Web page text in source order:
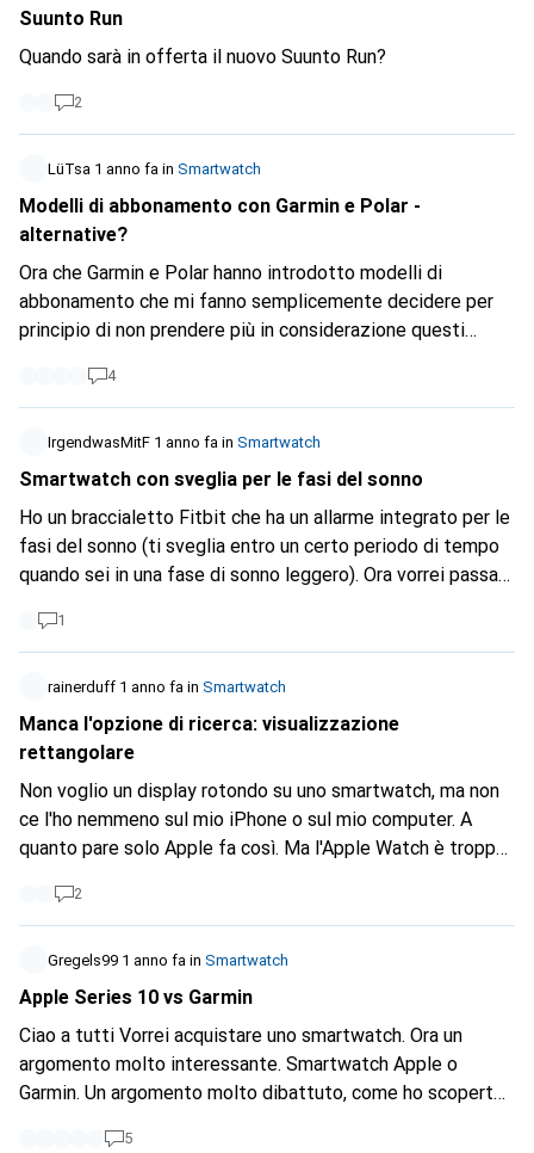
30 ore in modalità GPS a doppia frequenza. Prezzo
rivenditore. Tallone d'Achille: il sensore ottico della
frequenza cardiaca. L'accuratezza del sensore di frequenza
Suunto Run
Quando sarà in offerta il nuovo Suunto Run?
2
LüTsa 1 anno fa in Smartwatch
Modelli di abbonamento con Garmin e Polar -
alternative?
Ora che Garmin e Polar hanno introdotto modelli di
abbonamento che mi fanno semplicemente decidere per
principio di non prendere più in considerazione questi
Community su possibili alternative (esclusi Apple o
Samsung Watch).
4
IrgendwasMitF 1 anno fa in Smartwatch
Smartwatch con sveglia per le fasi del sonno
Ho un braccialetto Fitbit che ha un allarme integrato per le
fasi del sonno (ti sveglia entro un certo periodo di tempo
quando sei in una fase di sonno leggero). Ora vorrei passare
funzione del genere in nessuno smartwatch, tranne forse
tramite un'app sull'Apple Watch (ma questo è fuori
questione, dato che non ci sono altri dispositivi Apple).
Qualcuno sa indicarmi uno smartwatch che abbia una vera e
propria sveglia per le fasi del sonno? Secondo le mie
Grazie in anticipo per qualsiasi articolo costruttivo.
1
rainerduff 1 anno fa in Smartwatch
Manca l'opzione di ricerca: visualizzazione
rettangolare
Non voglio un display rotondo su uno smartwatch, ma non
ce l'ho nemmeno sul mio iPhone o sul mio computer. A
quanto pare solo Apple fa così. Ma l'Apple Watch è troppo
funzioni e solo l'Ultra ha diversi giorni di durata della
batteria - e questo è decisamente troppo costoso per il
fatto che uso ancora meno funzioni degli altri Apple
Watch... Preferibilmente non di provenienza cinese...
2
Gregels99 1 anno fa in Smartwatch
Apple Series 10 vs Garmin
Ciao a tutti Vorrei acquistare uno smartwatch. Ora un
argomento molto interessante. Smartwatch Apple o
Garmin. Un argomento molto dibattuto, come ho scoperto
5